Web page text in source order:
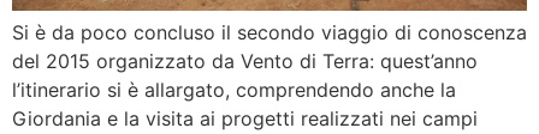
Si è da poco concluso il secondo viaggio di conoscenza
del 2015 organizzato da Vento di Terra: quest’anno
l’itinerario si è allargato, comprendendo anche la
Giordania e la visita ai progetti realizzati nei campi